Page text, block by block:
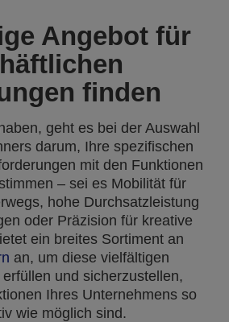
Angebot für
finden
geht es bei der Auswahl
darum, Ihre spezifischen
mit den Funktionen
– sei es Mobilität für
hohe Durchsatzleistung
oder Präzision für kreative
ein breites Sortiment an
an, um diese vielfältigen
und sicherzustellen,
Ihres Unternehmens so
wie möglich sind.